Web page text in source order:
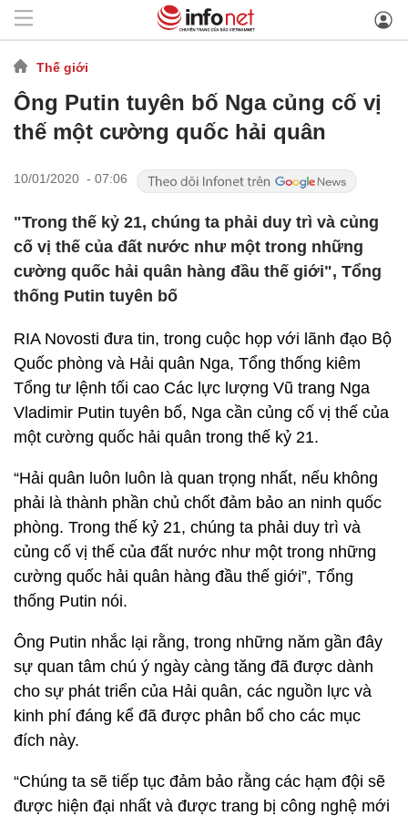
Thế giới
Ông Putin tuyên bố Nga củng cố vị
thế một cường quốc hải quân
10/01/2020 - 07:06
"Trong thế kỷ 21, chúng ta phải duy trì và củng
cố vị thế của đất nước như một trong những
cường quốc hải quân hàng đầu thế giới", Tổng
thống Putin tuyên bố
RIA Novosti đưa tin, trong cuộc họp với lãnh đạo Bộ
Quốc phòng và Hải quân Nga, Tổng thống kiêm
Tổng tư lệnh tối cao Các lực lượng Vũ trang Nga
Vladimir Putin tuyên bố, Nga cần củng cố vị thế của
một cường quốc hải quân trong thế kỷ 21.
“Hải quân luôn luôn là quan trọng nhất, nếu không
phải là thành phần chủ chốt đảm bảo an ninh quốc
phòng. Trong thế kỷ 21, chúng ta phải duy trì và
củng cố vị thế của đất nước như một trong những
cường quốc hải quân hàng đầu thế giới”, Tổng
thống Putin nói.
Ông Putin nhắc lại rằng, trong những năm gần đây
sự quan tâm chú ý ngày càng tăng đã được dành
cho sự phát triển của Hải quân, các nguồn lực và
kinh phí đáng kể đã được phân bổ cho các mục
đích này.
“Chúng ta sẽ tiếp tục đảm bảo rằng các hạm đội sẽ
được hiện đại nhất và được trang bị công nghệ mới